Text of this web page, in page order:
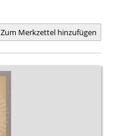
Zum Merkzettel hinzufügen